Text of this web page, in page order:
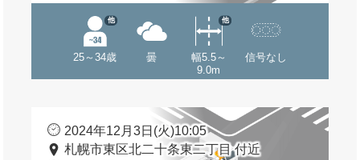
25～34歳
他
曇
幅5.5～
9.0m
他
信号なし
2024年12月3日(火)10:05
札幌市東区北二十条東二丁目 付近